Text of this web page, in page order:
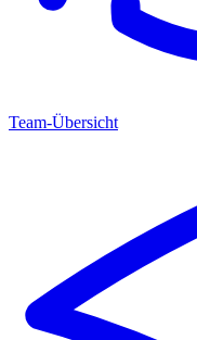
Team-Übersicht